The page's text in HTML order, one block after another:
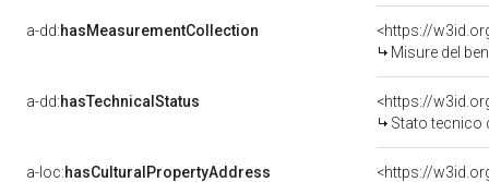
a-dd:hasMeasurementCollection
<https://
Misure del
a-dd:hasTechnicalStatus
<https://
Stato tecnico
a-loc:hasCulturalPropertyAddress
<https://